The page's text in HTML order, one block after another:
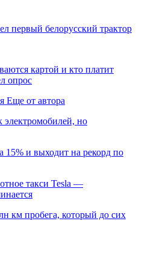
первый белорусский трактор
картой и кто платит
опрос
Еще от автора
электромобилей, но
15% и выходит на рекорд по
такси Tesla —
км пробега, который до сих